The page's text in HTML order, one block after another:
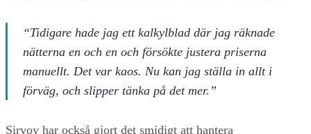
“Tidigare hade jag ett kalkylblad där jag räknade
nätterna en och en och försökte justera priserna
manuellt. Det var kaos. Nu kan jag ställa in allt i
förväg, och slipper tänka på det mer.”
Sirvoy har också gjort det smidigt att hantera